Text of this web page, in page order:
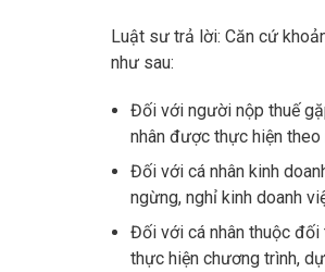
Luật sư trả lời: Căn cứ
như sau:
Đối với người nộp thuế
nhân được thực hiện
Đối với cá nhân kinh
ngừng, nghỉ kinh doanh
Đối với cá nhân thuộc đối
thực hiện chương trình,